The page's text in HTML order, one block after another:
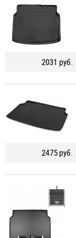
2031 руб.
2475 руб.